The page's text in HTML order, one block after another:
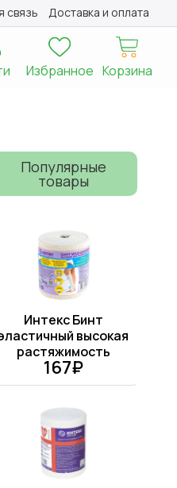
связь Доставка и оплата
Корзина
Избранное
Популярные
товары
Интекс Бинт
высокая
растяжимость
167₽